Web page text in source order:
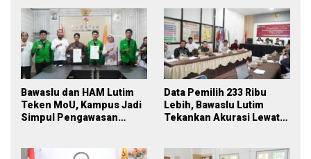
Bawaslu dan HAM Lutim
Teken MoU, Kampus Jadi
Simpul Pengawasan
Data Pemilih 233 Ribu
Lebih, Bawaslu Lutim
Tekankan Akurasi Lewat